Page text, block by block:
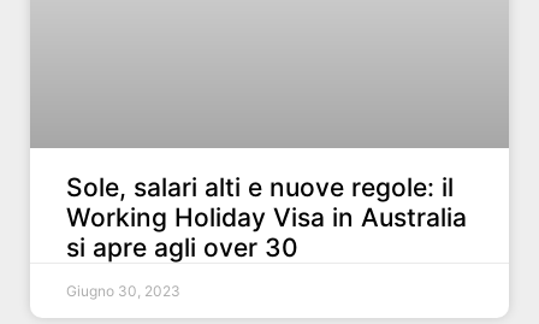
Sole, salari alti e nuove regole: il
Working Holiday Visa in Australia
si apre agli over 30
Giugno 30, 2023